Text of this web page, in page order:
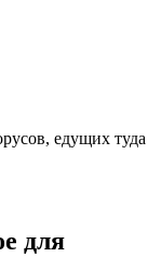
едущих туда
для